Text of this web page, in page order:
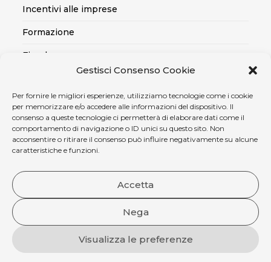
Gestisci Consenso Cookie
Per fornire le migliori esperienze, utilizziamo tecnologie come i cookie
per memorizzare e/o accedere alle informazioni del dispositivo. Il
consenso a queste tecnologie ci permetterà di elaborare dati come il
comportamento di navigazione o ID unici su questo sito. Non
acconsentire o ritirare il consenso può influire negativamente su alcune
caratteristiche e funzioni.
Accetta
Nega
Visualizza le preferenze
Incentivi alle imprese
Formazione
Fiscale
Credito alle imprese
Certificazioni SOA, Qualità..
Assicurativo
Ambiente, sicurezza e medicina del lavoro
Copyright 2004 - 2026 Confartigianato Terni. P. I. 00787780550 .